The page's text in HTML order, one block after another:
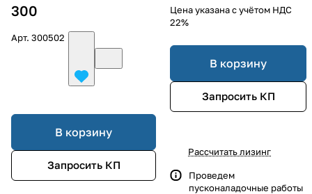
300
Арт. 300502
В корзину
Запросить КП
Цена указана с учётом НДС
22%
В корзину
Запросить КП
Рассчитать лизинг
Проведем
пусконаладочные работы